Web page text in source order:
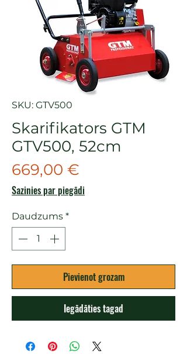
SKU: GTV500
Skarifikators GTM
GTV500, 52cm
669,00 €
Sazinies par piegādi
Daudzums *
Pievienot grozam
Iegādāties tagad